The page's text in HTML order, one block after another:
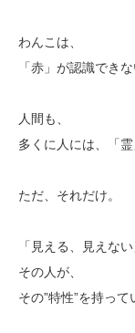
わんこは、
「赤」が認識できな
人間も、
多くに人には、「霊
ただ、それだけ。
「見える、見えない
その人が、
その”特性”を持っ